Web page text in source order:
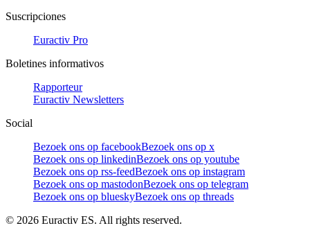
Suscripciones
Euractiv Pro
Boletines informativos
Rapporteur
Euractiv Newsletters
Social
Bezoek ons op facebookBezoek ons op x
Bezoek ons op linkedinBezoek ons op youtube
Bezoek ons op rss-feedBezoek ons op instagram
Bezoek ons op mastodonBezoek ons op telegram
Bezoek ons op blueskyBezoek ons op threads
© 2026 Euractiv ES. All rights reserved.